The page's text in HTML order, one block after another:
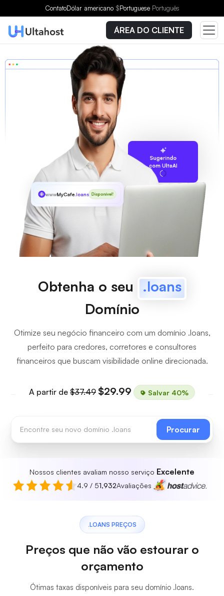
ContatoDólar americano $Portuguese Português
ÁREA DO CLIENTE
Sugerindo
com UltaAI
wwwMyCafe.loans Disponível!
Obtenha o seu
.loans
Domínio
Otimize seu negócio financeiro com um domínio .loans,
perfeito para credores, corretores e consultores
financeiros que buscam visibilidade online direcionada.
A partir de $37.49 $29.99 Salvar 40%
Procurar
Nossos clientes avaliam nosso serviço Excelente
4.9 / 51,932Avaliações
.LOANS PREÇOS
Preços que não vão estourar o
orçamento
Ótimas taxas disponíveis para seu domínio .loans.